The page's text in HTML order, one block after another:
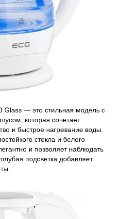
Glass — это стильная модель с
которая сочетает
и быстрое нагревание воды.
стекла и белого
и позволяет наблюдать
подсветка добавляет